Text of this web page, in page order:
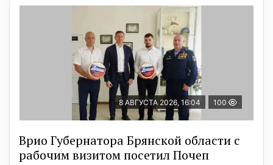
8 АВГУСТА 2026, 16:04 100
Врио Губернатора Брянской области с
рабочим визитом посетил Почеп